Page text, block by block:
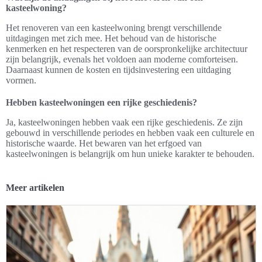
kasteelwoning?
Het renoveren van een kasteelwoning brengt verschillende
uitdagingen met zich mee. Het behoud van de historische
kenmerken en het respecteren van de oorspronkelijke architectuur
zijn belangrijk, evenals het voldoen aan moderne comforteisen.
Daarnaast kunnen de kosten en tijdsinvestering een uitdaging
vormen.
Hebben kasteelwoningen een rijke geschiedenis?
Ja, kasteelwoningen hebben vaak een rijke geschiedenis. Ze zijn
gebouwd in verschillende periodes en hebben vaak een culturele en
historische waarde. Het bewaren van het erfgoed van
kasteelwoningen is belangrijk om hun unieke karakter te behouden.
Meer artikelen